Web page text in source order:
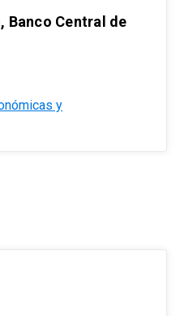
Banco Central de
y